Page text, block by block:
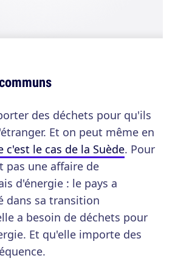
des déchets pour qu'ils
Et on peut même en
c'est le cas de la Suède. Pour
pas une affaire de
d'énergie : le pays a
dans sa transition
a besoin de déchets pour
Et qu'elle importe des